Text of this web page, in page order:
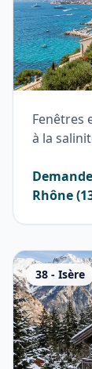
Fenêtres
à la
Rhône(
38 - Isère